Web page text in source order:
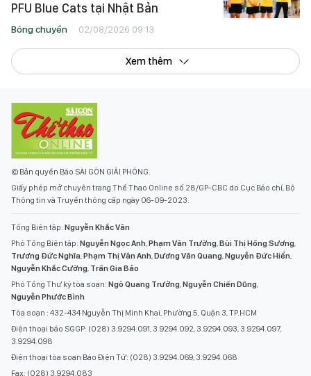
PFU Blue Cats tại Nhật Bản
Bóng chuyền 02/08/2026 09:13
Xem thêm
© Bản quyền Báo SÀI GÒN GIẢI PHÓNG.
Giấy phép mở chuyên trang Thể Thao Online số 28/GP-CBC do Cục Báo chí, Bộ
Thông tin và Truyền thông cấp ngày 06-09-2023.
Tổng Biên tập: Nguyễn Khắc Văn
Phó Tổng Biên tập: Nguyễn Ngọc Anh,Phạm Văn Trường,Bùi Thị Hồng Sương,
Trương Đức Nghĩa,Phạm Thị Vân Anh,Dương Văn Quang,Nguyễn Đức Hiển,
Nguyễn Khắc Cường, Trần Gia Bảo
Phó Tổng Thư ký tòa soạn: Ngô Quang Trưởng,Nguyễn Chiến Dũng,
Nguyễn Phước Bình
Tòa soạn : 432-434 Nguyễn Thị Minh Khai, Phường 5, Quận 3, TP.HCM
Điện thoại báo SGGP: (028) 3.9294.091, 3.9294.092, 3.9294.093, 3.9294.097,
3.9294.098
Điện thoại tòa soạn Báo Điện Tử: (028) 3.9294.069, 3.9294.068
Fax: (028) 3.9294.083